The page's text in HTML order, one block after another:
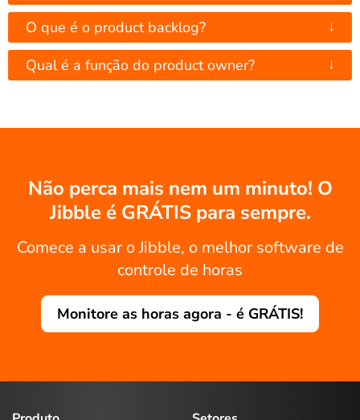
O que é o product backlog? ↓
Qual é a função do product owner? ↓
Não perca mais nem um minuto! O
Jibble é GRÁTIS para sempre.
Comece a usar o Jibble, o melhor software de
controle de horas
Monitore as horas agora - é GRÁTIS!